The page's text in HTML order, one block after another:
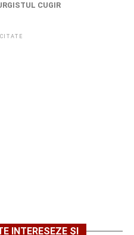
CUGIR
INTERESEZE ȘI